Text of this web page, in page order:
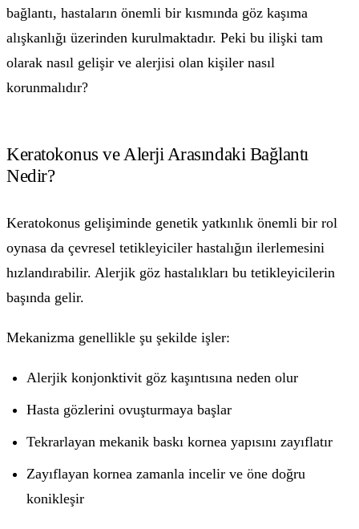
bağlantı, hastaların önemli bir kısmında göz kaşıma
alışkanlığı üzerinden kurulmaktadır. Peki bu ilişki tam
olarak nasıl gelişir ve alerjisi olan kişiler nasıl
korunmalıdır?
Keratokonus ve Alerji Arasındaki Bağlantı
Nedir?
Keratokonus gelişiminde genetik yatkınlık önemli bir rol
oynasa da çevresel tetikleyiciler hastalığın ilerlemesini
hızlandırabilir. Alerjik göz hastalıkları bu tetikleyicilerin
başında gelir.
Mekanizma genellikle şu şekilde işler:
Alerjik konjonktivit göz kaşıntısına neden olur
Hasta gözlerini ovuşturmaya başlar
Tekrarlayan mekanik baskı kornea yapısını zayıflatır
Zayıflayan kornea zamanla incelir ve öne doğru
konikleşir